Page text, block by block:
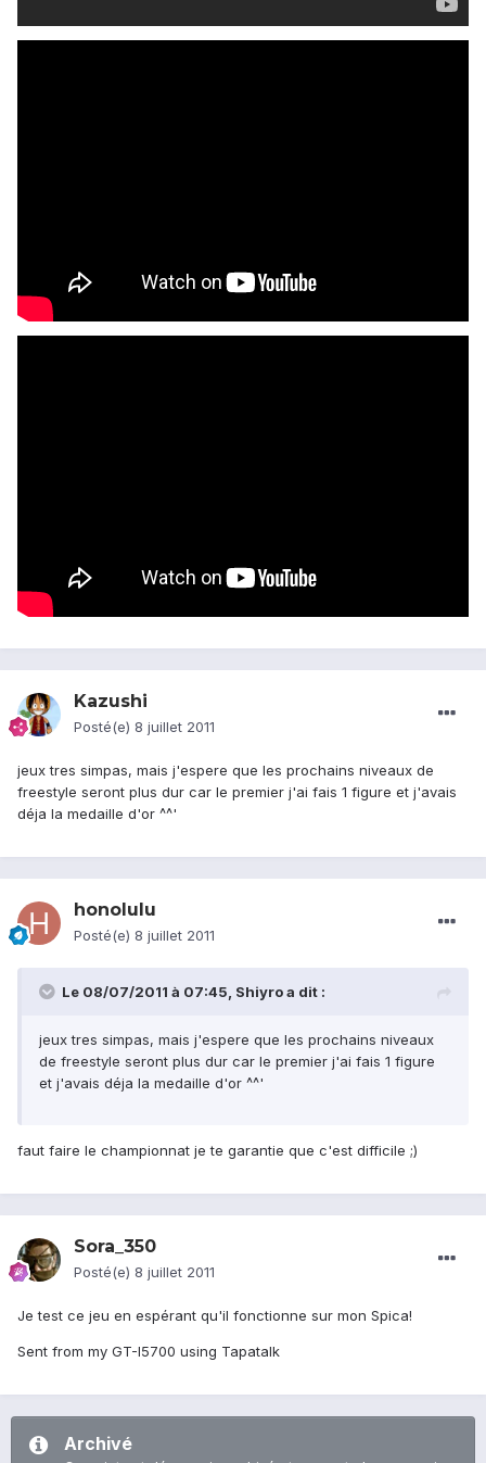
Kazushi
Posté(e) 8 juillet 2011
jeux tres simpas, mais j'espere que les prochains niveaux de
freestyle seront plus dur car le premier j'ai fais 1 figure et j'avais
déja la medaille d'or ^^'
honolulu
Posté(e) 8 juillet 2011
Le 08/07/2011 à 07:45, Shiyro a dit :
jeux tres simpas, mais j'espere que les prochains niveaux
de freestyle seront plus dur car le premier j'ai fais 1 figure
et j'avais déja la medaille d'or ^^'
faut faire le championnat je te garantie que c'est difficile ;)
Sora_350
Posté(e) 8 juillet 2011
Je test ce jeu en espérant qu'il fonctionne sur mon Spica!
Sent from my GT-I5700 using Tapatalk
Archivé